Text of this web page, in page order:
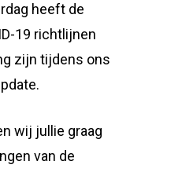
heeft de
19 richtlijnen
zijn tijdens ons
wij jullie graag
van de